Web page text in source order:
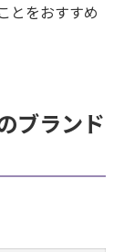
とをおすすめ
ブランド